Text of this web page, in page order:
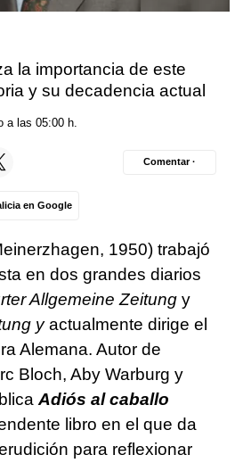
la importancia de este
y su decadencia actual
a las 05:00 h.
en Google
Comentar ·
1950) trabajó
en dos grandes diarios
Allgemeine Zeitung y
yactualmente dirige el
Alemana. Autor de
Bloch, Aby Warburg y
Adiós al caballo
libro en el que da
para reflexionar